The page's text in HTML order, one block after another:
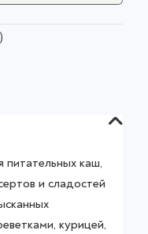
питательных каш,
и сладостей
курицей,